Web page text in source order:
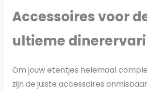
Accessoires voor
ultieme
Om jouw etentjes helemaal
zijn de juiste accessoires